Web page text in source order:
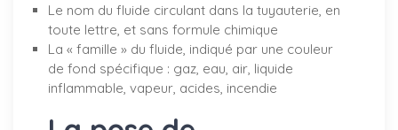
Le nom du fluide circulant dans la tuyauterie, en
toute lettre, et sans formule chimique
La « famille » du fluide, indiqué par une couleur
de fond spécifique : gaz, eau, air, liquide
inflammable, vapeur, acides, incendie